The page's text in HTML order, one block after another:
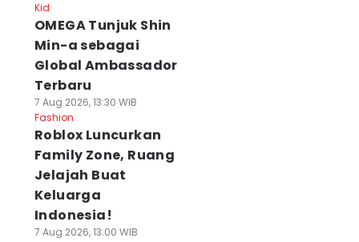
Kid
OMEGA Tunjuk Shin
Min-a sebagai
Global Ambassador
Terbaru
7 Aug 2026, 13:30 WIB
Fashion
Roblox Luncurkan
Family Zone, Ruang
Jelajah Buat
Keluarga
Indonesia!
7 Aug 2026, 13:00 WIB